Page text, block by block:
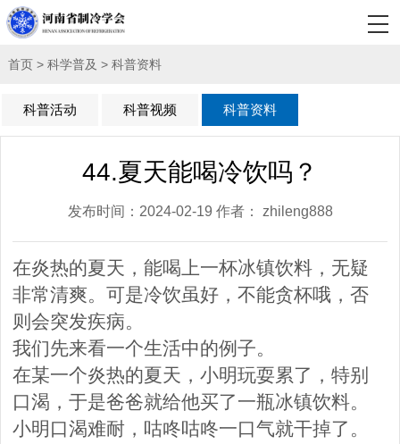
首页> 科学普及 > 科普资料
科普活动 科普视频 科普资料
44.夏天能喝冷饮吗？
发布时间：2024-02-19 作者： zhileng888
在炎热的夏天，能喝上一杯冰镇饮料，无疑
非常清爽。可是冷饮虽好，不能贪杯哦，否
则会突发疾病。
我们先来看一个生活中的例子。
在某一个炎热的夏天，小明玩耍累了，特别
口渴，于是爸爸就给他买了一瓶冰镇饮料。
小明口渴难耐，咕咚咕咚一口气就干掉了。